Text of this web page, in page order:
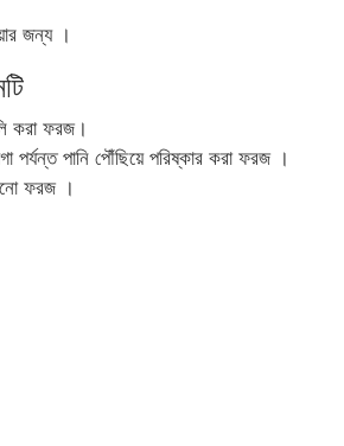
জন্য ।
করা ফরজ।
পর্যন্ত পানি পৌঁছিয়ে পরিষ্কার করা ফরজ ।
ফরজ ।